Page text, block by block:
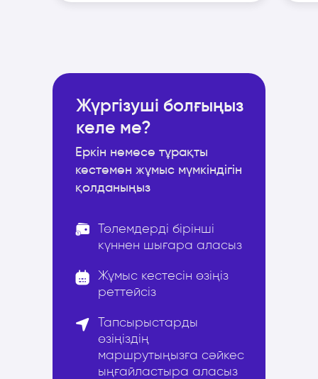
Выстраивайте свой
Жүргізуші болғыңыз
келе ме?
Еркін немесе тұрақты
кестемен жұмыс мүмкіндігін
қолданыңыз
Төлемдерді бірінші
күннен шығара аласыз
Жұмыс кестесін өзіңіз
реттейсіз
Тапсырыстарды
өзіңіздің
маршрутыңызға сәйкес
ыңғайластыра аласыз